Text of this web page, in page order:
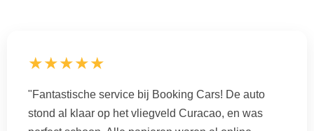
★★★★★
"Fantastische service bij Booking Cars! De auto
stond al klaar op het vliegveld Curacao, en was